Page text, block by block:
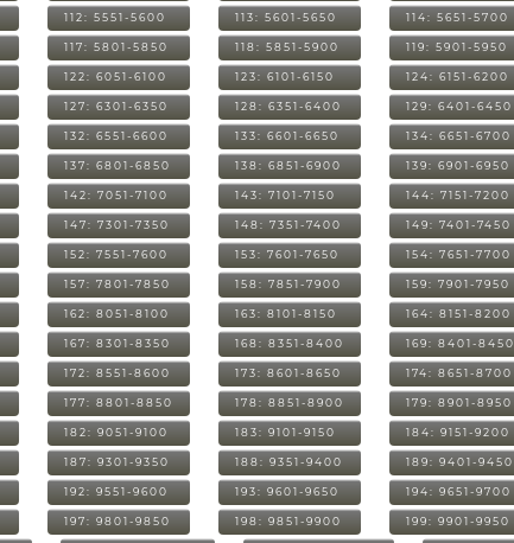
112: 5551-5600 113: 5601-5650 114: 5651-5700
117: 5801-5850 118: 5851-5900 119: 5901-5950
122: 6051-6100 123: 6101-6150 124: 6151-6200
127: 6301-6350 128: 6351-6400 129: 6401-6450
132: 6551-6600 133: 6601-6650 134: 6651-6700
137: 6801-6850 138: 6851-6900 139: 6901-6950
142: 7051-7100 143: 7101-7150 144: 7151-7200
147: 7301-7350 148: 7351-7400 149: 7401-7450
152: 7551-7600 153: 7601-7650 154: 7651-7700
157: 7801-7850 158: 7851-7900 159: 7901-7950
162: 8051-8100 163: 8101-8150 164: 8151-8200
167: 8301-8350 168: 8351-8400 169: 8401-8450
172: 8551-8600 173: 8601-8650 174: 8651-8700
177: 8801-8850 178: 8851-8900 179: 8901-8950
182: 9051-9100 183: 9101-9150 184: 9151-9200
187: 9301-9350 188: 9351-9400 189: 9401-9450
192: 9551-9600 193: 9601-9650 194: 9651-9700
197: 9801-9850 198: 9851-9900 199: 9901-9950